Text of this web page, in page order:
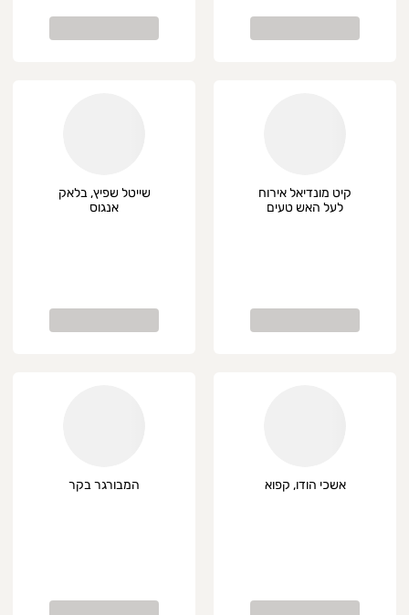
קיט מונדיאל אירוח
לעל האש טעים
שייטל שפיץ, בלאק
אנגוס
אשכי הודו, קפוא המבורגר בקר